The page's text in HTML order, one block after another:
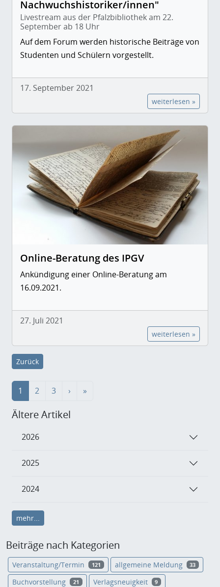
Nachwuchshistoriker/innen"
Livestream aus der Pfalzbibliothek am 22.
September ab 18 Uhr
Auf dem Forum werden historische Beiträge von
Studenten und Schülern vorgestellt.
17. September 2021
weiterlesen »
Online-Beratung des IPGV
Ankündigung einer Online-Beratung am
16.09.2021.
27. Juli 2021
weiterlesen »
Zurück
1 2 3 › »
Ältere Artikel
2026
2025
2024
mehr...
Beiträge nach Kategorien
Veranstaltung/Termin 121 allgemeine Meldung 33
Buchvorstellung 21 Verlagsneuigkeit 9